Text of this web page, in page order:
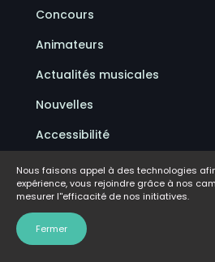
Concours
Animateurs
Actualités musicales
Nouvelles
Accessibilité
Politique de confidentialité
Conditions d'utilisation
FAQ
Nous faisons appel à des technologies
expérience, vous rejoindre grâce à nos
mesurer l''efficacité de nos initiatives.
Fermer